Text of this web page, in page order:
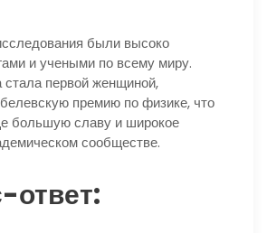
были высоко
и учеными по всему миру.
стала первой женщиной,
премию по физике, что
большую славу и широкое
сообществе.
ответ: